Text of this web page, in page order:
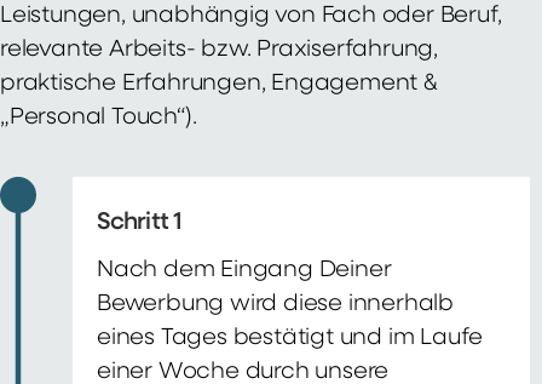
Leistungen, unabhängig von Fach oder Beruf,
relevante Arbeits- bzw. Praxiserfahrung,
praktische Erfahrungen, Engagement &
„Personal Touch“).
Schritt 1
Nach dem Eingang Deiner
Bewerbung wird diese innerhalb
eines Tages bestätigt und im Laufe
einer Woche durch unsere